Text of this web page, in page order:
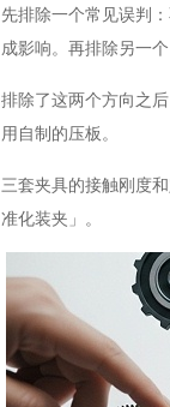
先排除一个常见误判
成影响。再排除另一
排除了这两个方向之
用自制的压板。
三套夹具的接触刚度
准化装夹」。